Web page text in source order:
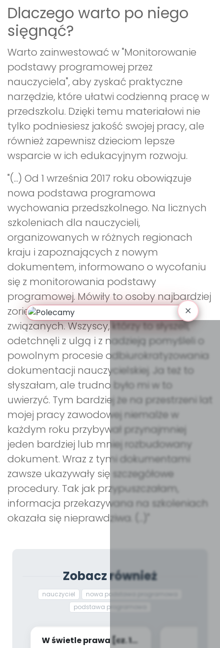
Dlaczego warto po niego
sięgnąć?
Warto zainwestować w "Monitorowanie
podstawy programowej przez
nauczyciela", aby zyskać praktyczne
narzędzie, które ułatwi codzienną pracę w
przedszkolu. Dzięki temu materiałowi nie
tylko podniesiesz jakość swojej pracy, ale
również zapewnisz dzieciom lepsze
wsparcie w ich edukacyjnym rozwoju.
"(...) Od 1 września 2017 roku obowiązuje
nowa podstawa programowa
wychowania przedszkolnego. Na licznych
szkoleniach dla nauczycieli,
organizowanych w różnych regionach
kraju i zapoznających z nowym
dokumentem, informowano o wycofaniu
się z monitorowania podstawy
programowej. Mówiły to osoby najbardziej
zorientowane w aktualnościach z nią
związanych. Wszyscy, którzy to słyszeli,
odetchnęli z ulgą i z nadzieją pomyśleli o
powolnym procesie odbiurokratyzowania
dokumentacji nauczycielskiej. Ja też to
słyszałam, ale trudno było mi w to
uwierzyć. Tym bardziej że na przestrzeni lat
mojej pracy zawodowej niemalże w
każdym roku przybywał przynajmniej
jeden bardziej lub mniej rozbudowany
dokument. Wraz z tymi dokumentami
zawsze ukazywały się szczegółowe
procedury. Tak jak przypuszczałam,
informacja przekazywana na szkoleniach
okazała się nieprawdziwa. (...)"
Zobacz również
nauczyciel
nowa podstawa programowa
podstawa programowa
W świetle prawa [cz. 13]